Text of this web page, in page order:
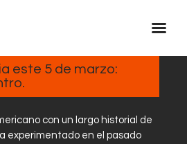
FM
este 5 de marzo:
con un largo historial de
experimentado en el pasado